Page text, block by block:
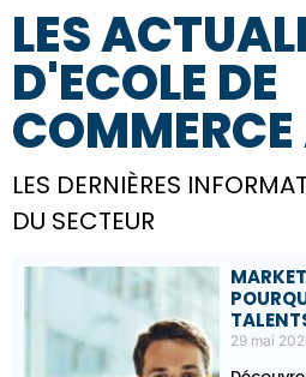
LES
D'ECOLE DE
LES DERNIÈRES
DU SECTEUR
29 mai